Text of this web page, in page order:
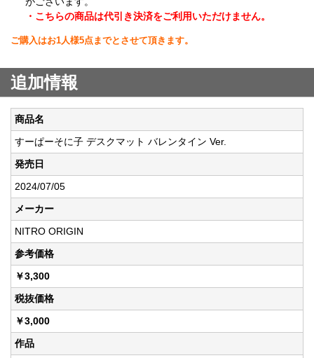
・こちらの商品は代引き決済をご利用いただけません。
ご購入はお1人様5点までとさせて頂きます。
追加情報
商品名
すーぱーそに子 デスクマット バレンタイン Ver.
発売日
2024/07/05
メーカー
NITRO ORIGIN
参考価格
￥3,300
税抜価格
￥3,000
作品